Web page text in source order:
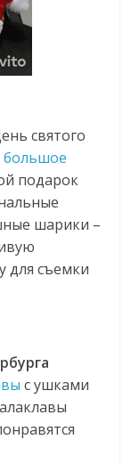
святого
большое
подарок
шарики –
для съемки
с ушками